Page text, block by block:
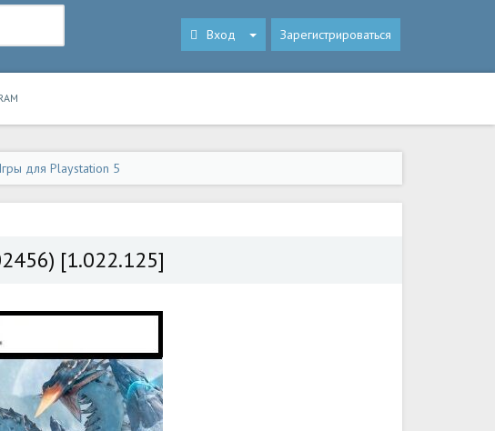
Вход Зарегистрироваться
для Playstation 5
[1.022.125]